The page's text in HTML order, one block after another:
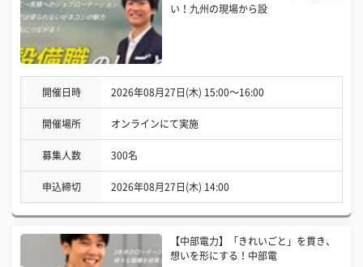
い！九州の現場から設
開催日時 2026年08月27日(木) 15:00〜16:00
開催場所 オンラインにて実施
募集人数 300名
申込締切 2026年08月27日(木) 14:00
【中部電力】「きれいごと」を貫き、
想いを形にする！中部電